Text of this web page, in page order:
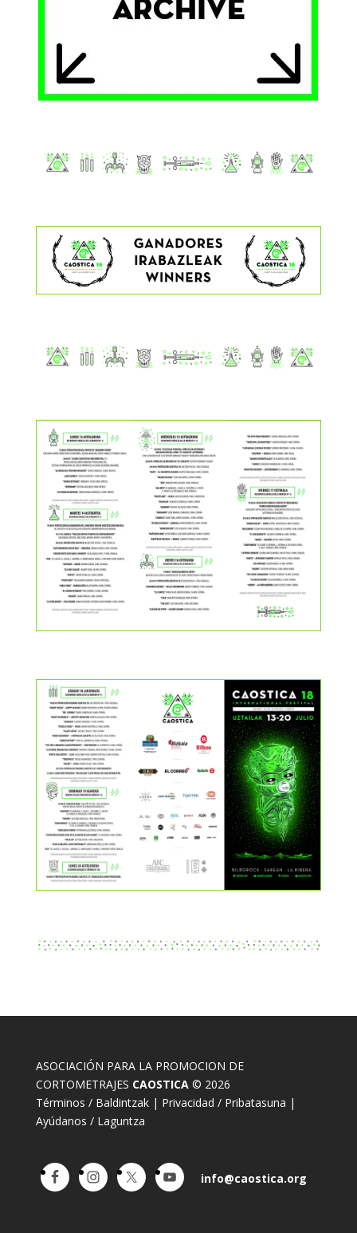
ASOCIACIÓN PARA LA PROMOCION DE
CORTOMETRAJES CAOSTICA© 2026
Términos / Baldintzak| Privacidad / Pribatasuna |
Ayúdanos / Laguntza
info@caostica.org